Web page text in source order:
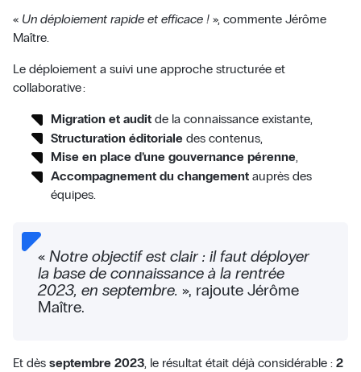
«Un déploiement rapide et efficace ! », commente Jérôme
Maître.
Le déploiement a suivi une approche structurée et
collaborative :
Migration et auditde la connaissance existante,
Structuration éditorialedes contenus,
Mise en place d’une gouvernance pérenne,
Accompagnement du changementauprès des
équipes.
« Notre objectif est clair : il faut déployer
la base de connaissance à la rentrée
2023, en septembre. », rajoute Jérôme
Maître.
Et dès septembre 2023, le résultat était déjà considérable : 2